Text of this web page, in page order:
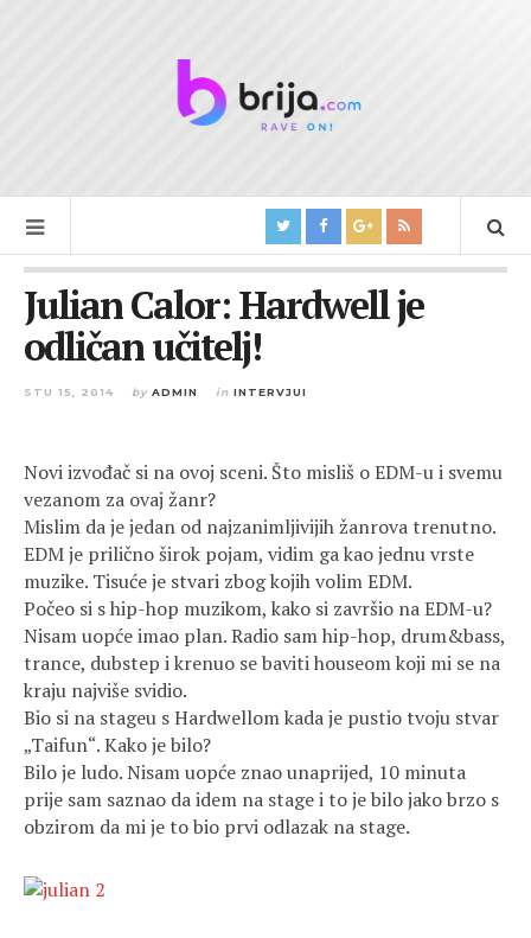
Julian Calor: Hardwell je
odličan učitelj!
STU 15, 2014 by ADMIN in INTERVJUI
Novi izvođač si na ovoj sceni. Što misliš o EDM-u i svemu
vezanom za ovaj žanr?
Mislim da je jedan od najzanimljivijih žanrova trenutno.
EDM je prilično širok pojam, vidim ga kao jednu vrste
muzike. Tisuće je stvari zbog kojih volim EDM.
Počeo si s hip-hop muzikom, kako si završio na EDM-u?
Nisam uopće imao plan. Radio sam hip-hop, drum&bass,
trance, dubstep i krenuo se baviti houseom koji mi se na
kraju najviše svidio.
Bio si na stageu s Hardwellom kada je pustio tvoju stvar
„Taifun“. Kako je bilo?
Bilo je ludo. Nisam uopće znao unaprijed, 10 minuta
prije sam saznao da idem na stage i to je bilo jako brzo s
obzirom da mi je to bio prvi odlazak na stage.